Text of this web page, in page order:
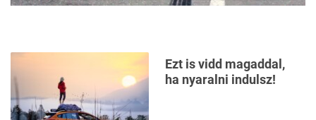
Ezt is vidd magaddal,
ha nyaralni indulsz!